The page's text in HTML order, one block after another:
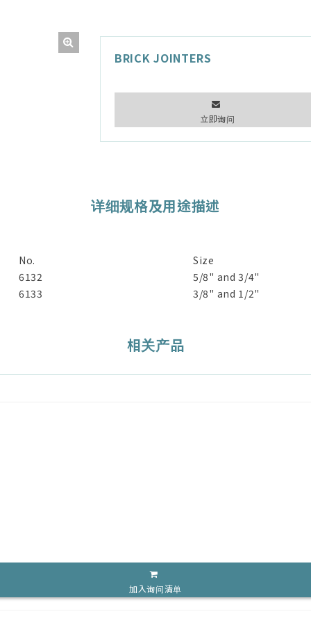
BRICK JOINTERS
立即询问
详细规格及用途描述
No.
Size
6132
5/8" and 3/4"
6133 3/8" and 1/2"
相关产品
加入询问清单